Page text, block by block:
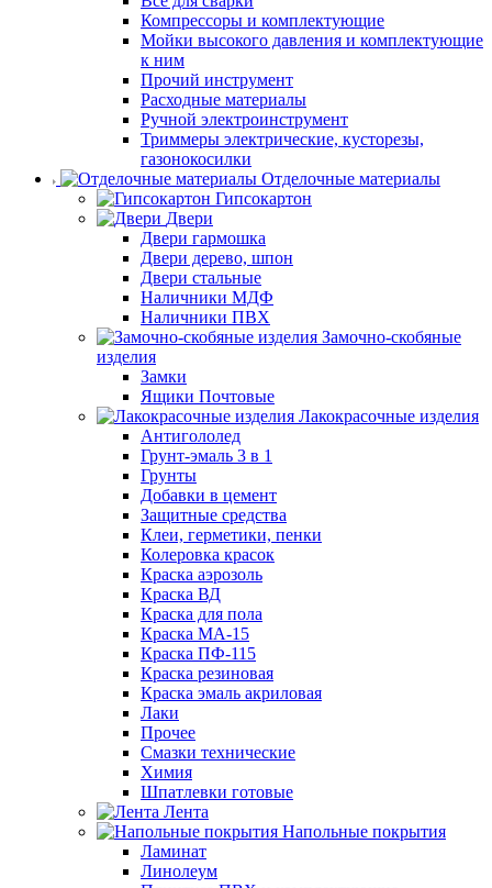
Компрессоры и комплектующие
Мойки высокого давления и комплектующие
к ним
Прочий инструмент
Расходные материалы
Ручной электроинструмент
Триммеры электрические, кусторезы,
газонокосилки
Отделочные материалы
Гипсокартон
Двери
Двери гармошка
Двери дерево, шпон
Двери стальные
Наличники МДФ
Наличники ПВХ
Замочно-скобяные
изделия
Замки
Ящики Почтовые
Лакокрасочные изделия
Антигололед
Грунт-эмаль 3 в 1
Грунты
Добавки в цемент
Защитные средства
Клеи, герметики, пенки
Колеровка красок
Краска аэрозоль
Краска ВД
Краска для пола
Краска МА-15
Краска ПФ-115
Краска резиновая
Краска эмаль акриловая
Лаки
Прочее
Смазки технические
Химия
Шпатлевки готовые
Лента
Напольные покрытия
Ламинат
Линолеум